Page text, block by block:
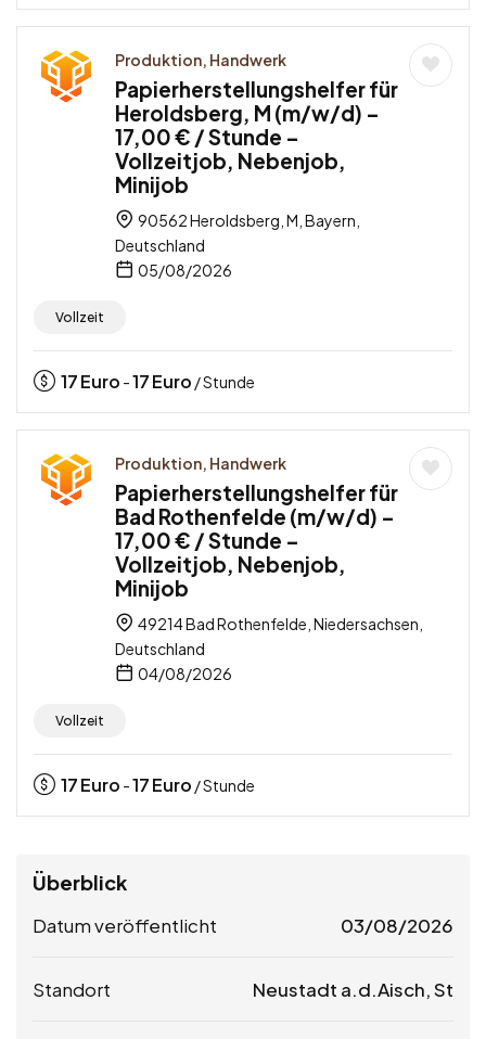
Produktion, Handwerk
Papierherstellungshelfer für
Heroldsberg, M (m/w/d) –
17,00 € / Stunde –
Vollzeitjob, Nebenjob,
Minijob
90562 Heroldsberg, M, Bayern,
Deutschland
05/08/2026
Vollzeit
17Euro -17Euro / Stunde
Produktion, Handwerk
Papierherstellungshelfer für
Bad Rothenfelde (m/w/d) –
17,00 € / Stunde –
Vollzeitjob, Nebenjob,
Minijob
49214 Bad Rothenfelde, Niedersachsen,
Deutschland
04/08/2026
Vollzeit
17Euro -17Euro / Stunde
Überblick
Datum veröffentlicht 03/08/2026
Standort Neustadt a.d.Aisch, St